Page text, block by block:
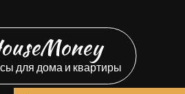
к
содержимому
для дома и квартиры